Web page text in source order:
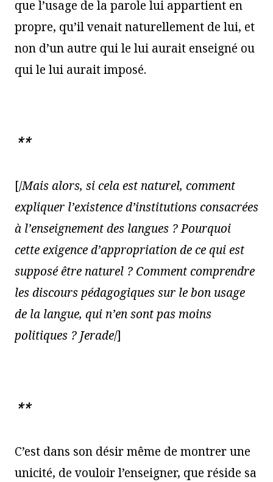
que l’usage de la parole lui appartient en
propre, qu’il venait naturellement de lui, et
non d’un autre qui le lui aurait enseigné ou
qui le lui aurait imposé.
**
[/Mais alors, si cela est naturel, comment
expliquer l’existence d’institutions consacrées
à l’enseignement des langues ? Pourquoi
cette exigence d’appropriation de ce qui est
supposé être naturel ? Comment comprendre
les discours pédagogiques sur le bon usage
de la langue, qui n’en sont pas moins
politiques ? Jerade/]
**
C’est dans son désir même de montrer une
unicité, de vouloir l’enseigner, que réside sa